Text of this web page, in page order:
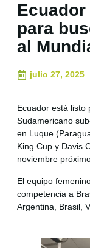
para
al
julio 27, 2025
Ecuador está listo
Sudamericano
en Luque
King Cup y Davis
noviembre
El equipo
competencia a
Argentina, Brasil,